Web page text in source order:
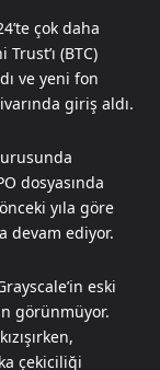
çok daha
(BTC)
ve yeni fon
giriş aldı.
dosyasında
yıla göre
devam ediyor.
eski
görünmüyor.
çekiciliği